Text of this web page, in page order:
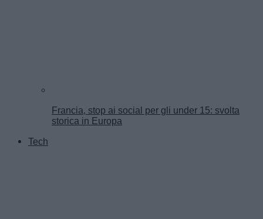
Francia, stop ai social per gli under 15: svolta
storica in Europa
Tech